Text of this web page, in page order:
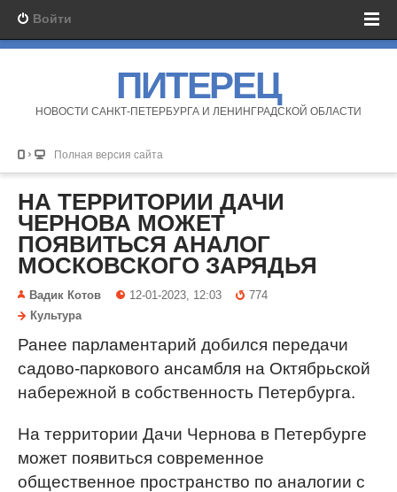
Войти
ПИТЕРЕЦ
НОВОСТИ САНКТ-ПЕТЕРБУРГА И ЛЕНИНГРАДСКОЙ ОБЛАСТИ
Полная версия сайта
НА ТЕРРИТОРИИ ДАЧИ
ЧЕРНОВА МОЖЕТ
ПОЯВИТЬСЯ АНАЛОГ
МОСКОВСКОГО ЗАРЯДЬЯ
Вадик Котов 12-01-2023, 12:03
774
Культура
Ранее парламентарий добился передачи
садово-паркового ансамбля на Октябрьской
набережной в собственность Петербурга.
На территории Дачи Чернова в Петербурге
может появиться современное
общественное пространство по аналогии с